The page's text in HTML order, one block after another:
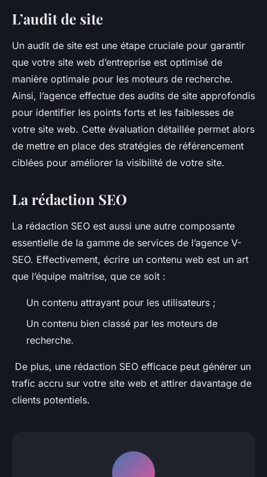
L’audit de site
Un audit de site est une étape cruciale pour garantir
que votre site web d’entreprise est optimisé de
manière optimale pour les moteurs de recherche.
Ainsi, l’agence effectue des audits de site approfondis
pour identifier les points forts et les faiblesses de
votre site web. Cette évaluation détaillée permet alors
de mettre en place des stratégies de référencement
ciblées pour améliorer la visibilité de votre site.
La rédaction SEO
La rédaction SEO est aussi une autre composante
essentielle de la gamme de services de l’agence V-
SEO. Effectivement, écrire un contenu web est un art
que l’équipe maitrise, que ce soit :
Un contenu attrayant pour les utilisateurs ;
Un contenu bien classé par les moteurs de
recherche.
De plus, une rédaction SEO efficace peut générer un
trafic accru sur votre site web et attirer davantage de
clients potentiels.